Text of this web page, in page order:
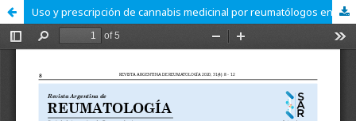
Uso y prescripción de cannabis medicinal por reumatólogos en Argentina